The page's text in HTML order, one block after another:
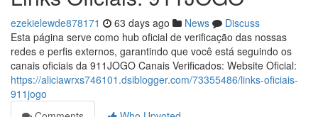
ezekielewde878171 63 days ago News
Discuss
Esta página serve como hub oficial de verificação das nossas
redes e perfis externos, garantindo que você está seguindo os
canais oficiais da 911JOGO Canais Verificados: Website Oficial:
https://aliciawrxs746101.dsiblogger.com/73355486/links-oficiais-
911jogo